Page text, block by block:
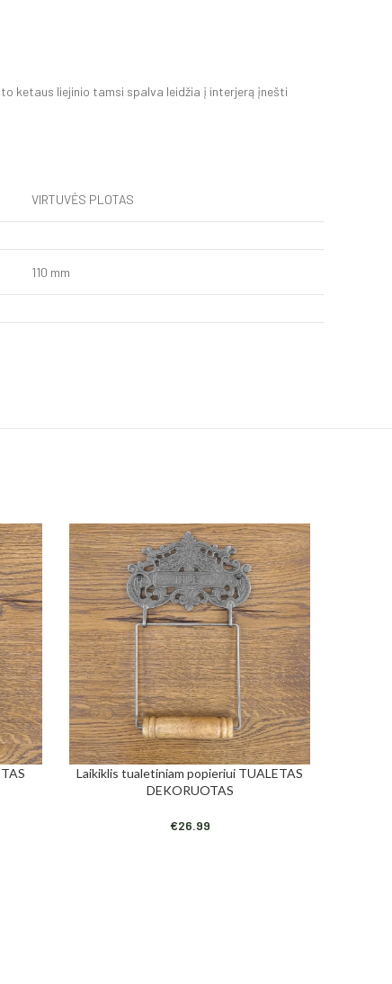
ketaus liejinio tamsi spalva leidžia į interjerą įnešti
VIRTUVĖS PLOTAS
110 mm
Į KREPŠELĮ
Laikiklis tualetiniam popieriui TUALETAS
DEKORUOTAS
€26.99